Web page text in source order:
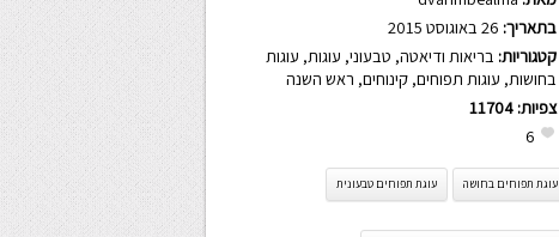
בתאריך:
קטגוריות: בריאות ודיאטה, טבעוני, עוגות, עוגות
בחושות, עוגות תפוחים, קינוחים, ראש השנה
צפיות: 11704
6
עוגת תפוחים בחושה עוגת תפוחים טבעונית